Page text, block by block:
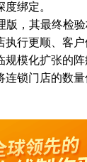
绑定。
版，其最终检
行更顺、客户
规模化扩张的
连锁门店的数